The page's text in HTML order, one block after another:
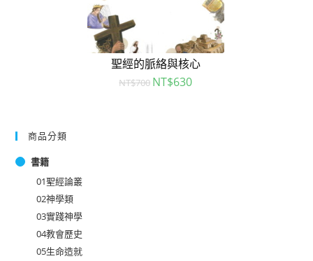
聖經的脈絡與核心
NT$700 NT$630
商品分類
書籍
01聖經論叢
02神學類
03實踐神學
04教會歷史
05生命造就